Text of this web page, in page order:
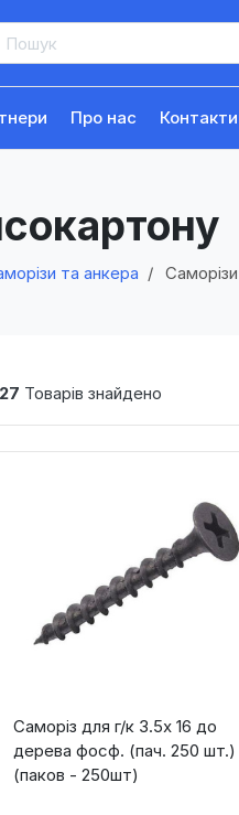
Про нас Контакти
та анкера
27 Товарів знайдено
Саморіз для г/к 3.5х 16 до
дерева фосф. (пач. 250 шт.)
(паков - 250шт)